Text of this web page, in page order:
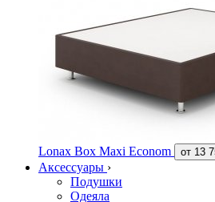
Lonax Box Maxi Econom от 13
Аксессуары ›
Подушки
Одеяла